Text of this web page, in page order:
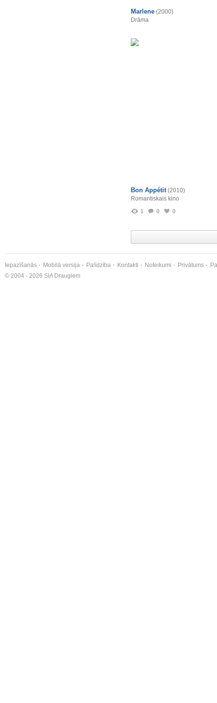
Marlene (2000)
Drāma
Bon Appétit (2010)
Romantiskais kino
1 0 0
Iepazīšanās Mobilā versija Palīdzība Kontakti Noteikumi Privātums
© 2004 - 2026 SIA Draugiem